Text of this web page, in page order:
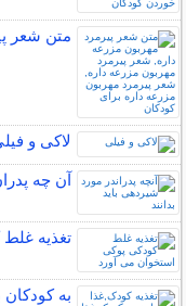
متن شعر
لاکی و
آن چه
تغذیه
به کودکان